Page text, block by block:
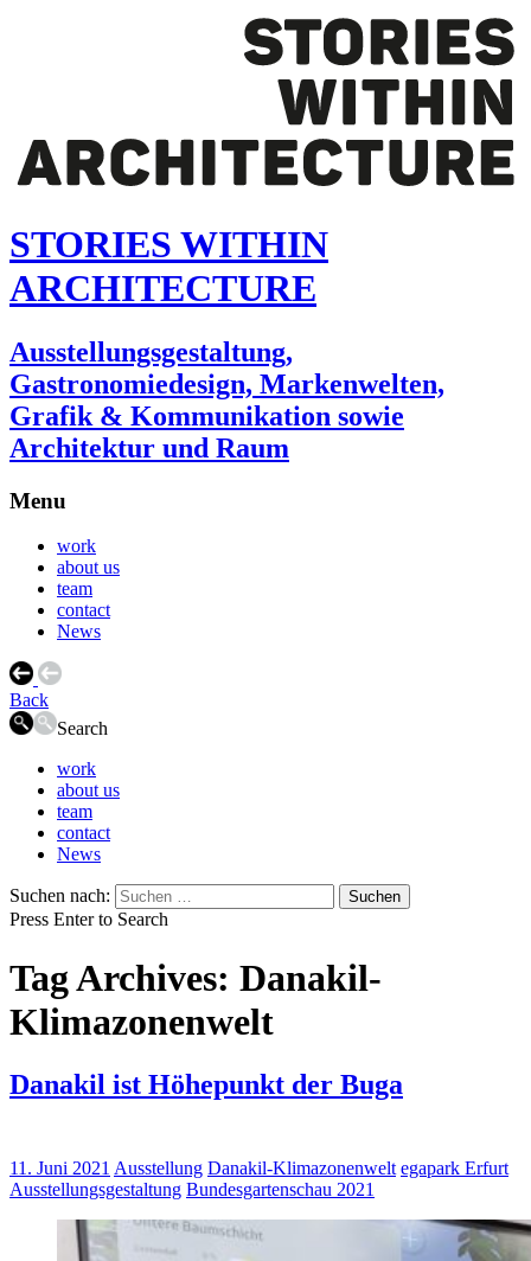
STORIES WITHIN
ARCHITECTURE
Ausstellungsgestaltung,
Gastronomiedesign, Markenwelten,
Grafik & Kommunikation sowie
Architektur und Raum
Menu
work
about us
team
contact
News
Back
Search
work
about us
team
contact
News
Suchen nach:
Press Enter to Search
Tag Archives: Danakil-
Klimazonenwelt
Danakil ist Höhepunkt der Buga
11. Juni 2021 Ausstellung Danakil-Klimazonenwelt egapark Erfurt
Ausstellungsgestaltung Bundesgartenschau 2021